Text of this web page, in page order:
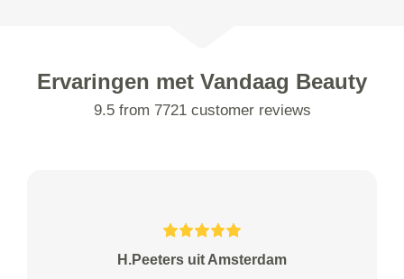
Ervaringen met Vandaag Beauty
9.5 from 7721 customer reviews
H.Peeters uit Amsterdam